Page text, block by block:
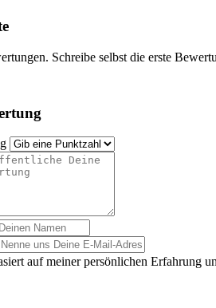
Schreibe selbst die erste
auf meiner persönlichen Erfahrung